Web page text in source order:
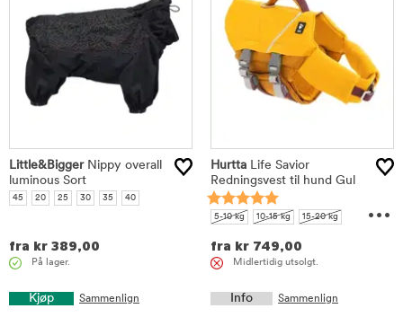
Little&BiggerNippy overall
luminous Sort
45 20 25 30 35 40
fra kr 389,00
På lager.
Kjøp Sammenlign
Hurtta Life Savior
Redningsvest til hund Gul
5-10 kg 10-15 kg
15-20 kg
...
fra kr 749,00
Midlertidig utsolgt.
Info Sammenlign